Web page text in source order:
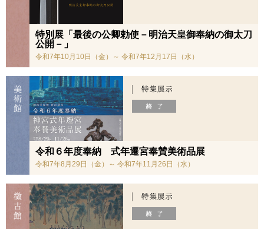
特別展「最後の公卿勅使－明治天皇御奉納の御太刀
公開－」
令和7年10月10日（金）～ 令和7年12月17日（水）
令和６年度奉納 式年遷宮奉賛美術品展
令和7年8月29日（金）～ 令和7年11月26日（水）